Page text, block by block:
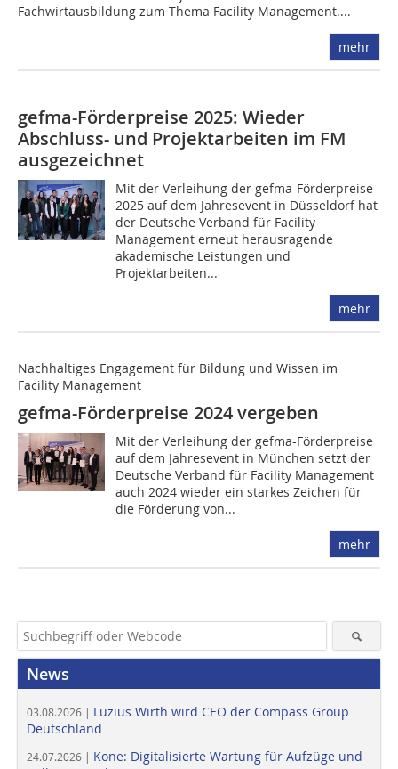
Fachwirtausbildung zum Thema Facility Management....
mehr
gefma-Förderpreise 2025: Wieder
Abschluss- und Projektarbeiten im FM
ausgezeichnet
Mit der Verleihung der gefma-Förderpreise
2025 auf dem Jahresevent in Düsseldorf hat
der Deutsche Verband für Facility
Management erneut herausragende
akademische Leistungen und
Projektarbeiten...
mehr
Nachhaltiges Engagement für Bildung und Wissen im
Facility Management
gefma-Förderpreise 2024 vergeben
Mit der Verleihung der gefma-Förderpreise
auf dem Jahresevent in München setzt der
Deutsche Verband für Facility Management
auch 2024 wieder ein starkes Zeichen für
die Förderung von...
mehr
News
03.08.2026 | Luzius Wirth wird CEO der Compass Group
Deutschland
24.07.2026 | Kone: Digitalisierte Wartung für Aufzüge und